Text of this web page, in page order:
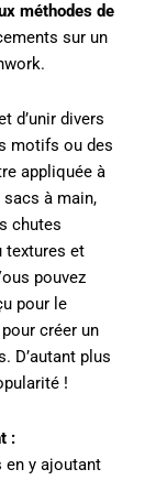
méthodes de
sur un
d’unir divers
motifs ou des
appliquée à
à main,
chutes
textures et
pouvez
pour le
créer un
D’autant plus
!
:
en y ajoutant